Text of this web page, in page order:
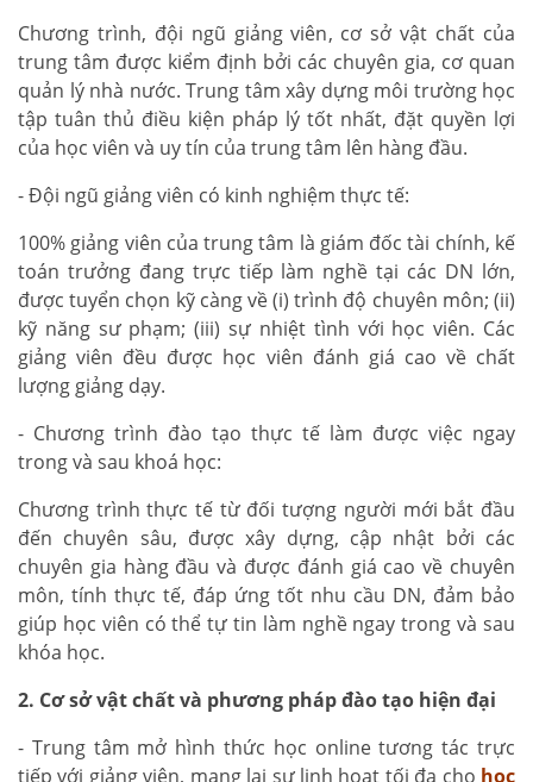
Chương trình, đội ngũ giảng viên, cơ sở vật chất của
trung tâm được kiểm định bởi các chuyên gia, cơ quan
quản lý nhà nước. Trung tâm xây dựng môi trường học
tập tuân thủ điều kiện pháp lý tốt nhất, đặt quyền lợi
của học viên và uy tín của trung tâm lên hàng đầu.
- Đội ngũ giảng viên có kinh nghiệm thực tế:
100% giảng viên của trung tâm là giám đốc tài chính, kế
toán trưởng đang trực tiếp làm nghề tại các DN lớn,
được tuyển chọn kỹ càng về (i) trình độ chuyên môn; (ii)
kỹ năng sư phạm; (iii) sự nhiệt tình với học viên. Các
giảng viên đều được học viên đánh giá cao về chất
lượng giảng dạy.
- Chương trình đào tạo thực tế làm được việc ngay
trong và sau khoá học:
Chương trình thực tế từ đối tượng người mới bắt đầu
đến chuyên sâu, được xây dựng, cập nhật bởi các
chuyên gia hàng đầu và được đánh giá cao về chuyên
môn, tính thực tế, đáp ứng tốt nhu cầu DN, đảm bảo
giúp học viên có thể tự tin làm nghề ngay trong và sau
khóa học.
2. Cơ sở vật chất và phương pháp đào tạo hiện đại
- Trung tâm mở hình thức học online tương tác trực
tiếp với giảng viên, mang lại sự linh hoạt tối đa cho học